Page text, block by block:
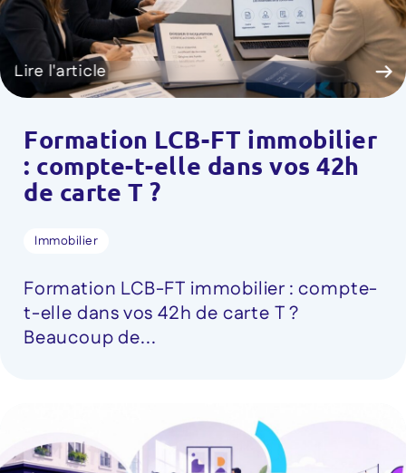
Lire l'article
Formation LCB-FT immobilier
: compte-t-elle dans vos 42h
de carte T ?
Immobilier
Formation LCB-FT immobilier : compte-
t-elle dans vos 42h de carte T ?
Beaucoup de...